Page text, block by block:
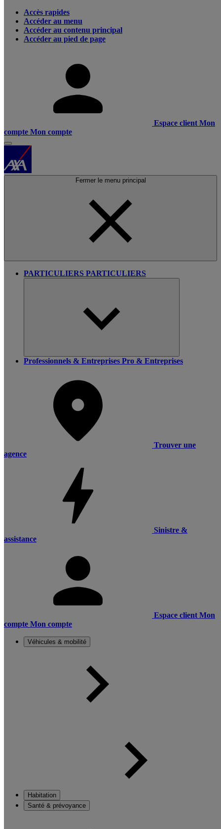
Accès rapides
Accéder au menu
Accéder au contenu principal
Accéder au pied de page
Espace client Mon
compte Mon compte
Fermer le menu principal
PARTICULIERS PARTICULIERS
Professionnels & Entreprises Pro & Entreprises
Trouver une
agence
Sinistre &
assistance
Espace client Mon
compte Mon compte
Véhicules & mobilité
Habitation
Santé & prévoyance